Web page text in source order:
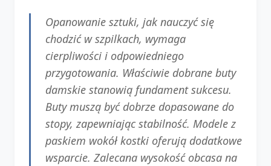
Opanowanie sztuki, jak nauczyć się
chodzić w szpilkach, wymaga
cierpliwości i odpowiedniego
przygotowania. Właściwie dobrane buty
damskie stanowią fundament sukcesu.
Buty muszą być dobrze dopasowane do
stopy, zapewniając stabilność. Modele z
paskiem wokół kostki oferują dodatkowe
wsparcie. Zalecana wysokość obcasa na